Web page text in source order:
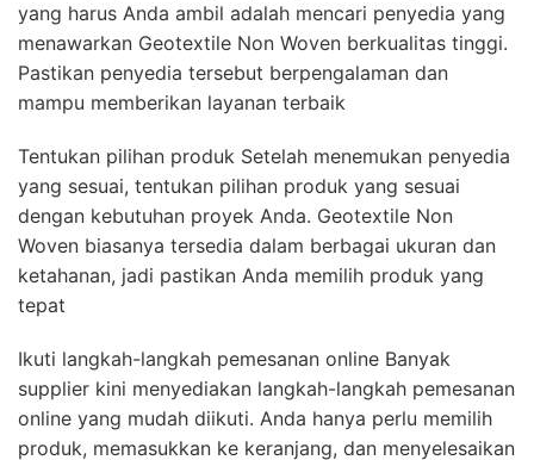
yang harus Anda ambil adalah mencari penyedia yang
menawarkan Geotextile Non Woven berkualitas tinggi.
Pastikan penyedia tersebut berpengalaman dan
mampu memberikan layanan terbaik
Tentukan pilihan produk Setelah menemukan penyedia
yang sesuai, tentukan pilihan produk yang sesuai
dengan kebutuhan proyek Anda. Geotextile Non
Woven biasanya tersedia dalam berbagai ukuran dan
ketahanan, jadi pastikan Anda memilih produk yang
tepat
Ikuti langkah-langkah pemesanan online Banyak
supplier kini menyediakan langkah-langkah pemesanan
online yang mudah diikuti. Anda hanya perlu memilih
produk, memasukkan ke keranjang, dan menyelesaikan